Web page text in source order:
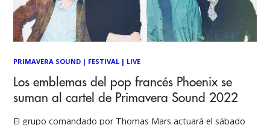
PRIMAVERA SOUND | FESTIVAL | LIVE
Los emblemas del pop francés Phoenix se
suman al cartel de Primavera Sound 2022
El grupo comandado por Thomas Mars actuará el sábado